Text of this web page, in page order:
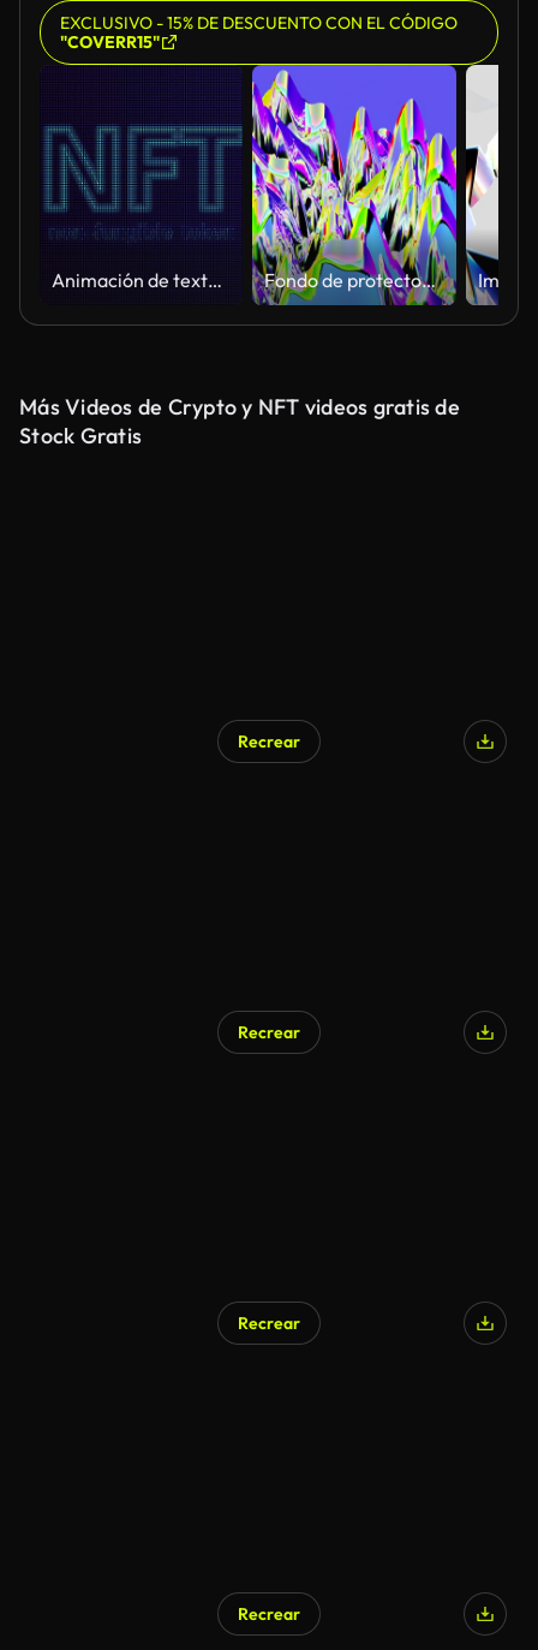
EXCLUSIVO - 15% DE DESCUENTO CON EL CÓDIGO
"COVERR15"
Animación de texto token no fungible NFT con efecto de neón. Futuro de los activos digitales, coleccionables e ilustración de vídeo criptoarte. Fondo de protector de pantalla a color con formas degradadas
Más Videos de Crypto y NFT videos gratis de
Stock Gratis
Recrear
Recrear
Recrear
Recrear